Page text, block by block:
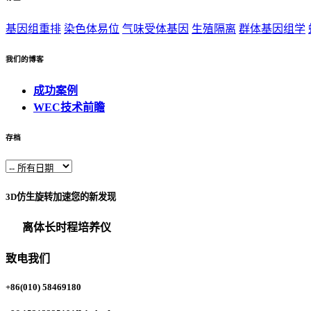
基因组重排 染色体易位 气味受体基因 生殖隔离 群体基因组学
我们的博客
成功案例
WEC技术前瞻
存档
3D仿生旋转加速您的新发现
离体长时程培养仪
致电我们
+86(010) 58469180